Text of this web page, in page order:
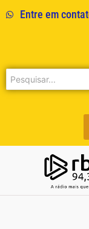
Entre em